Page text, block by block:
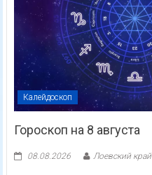
Калейдоскоп
Гороскоп на 8 августа
08.08.2026 Лоевский край